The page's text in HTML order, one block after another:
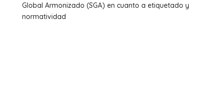
Global Armonizado (SGA) en cuanto a etiquetado y
normatividad